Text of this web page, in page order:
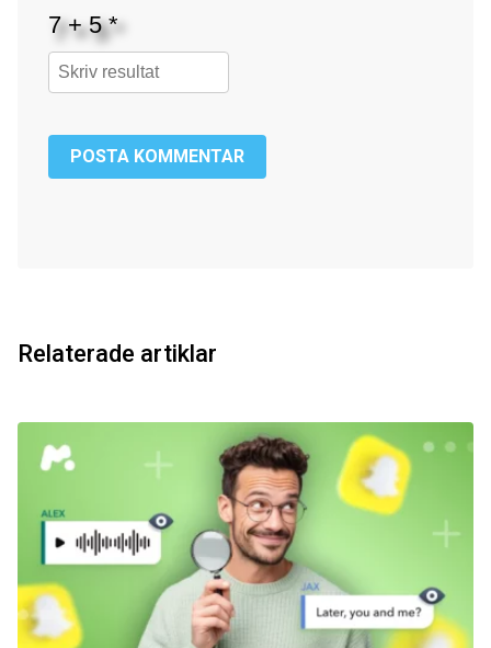
POSTA KOMMENTAR
Relaterade artiklar